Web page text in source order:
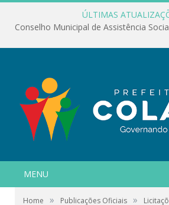
ÚLTIMAS
MENU
Home » Publicações Oficiais »